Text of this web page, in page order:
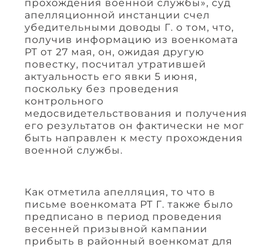
прохождения военной службы», суд
апелляционной инстанции счел
убедительными доводы Г. о том, что,
получив информацию из военкомата
РТ от 27 мая, он, ожидая другую
повестку, посчитал утратившей
актуальность его явки 5 июня,
поскольку без проведения
контрольного
медосвидетельствования и получения
его результатов он фактически не мог
быть направлен к месту прохождения
военной службы.
Как отметила апелляция, то что в
письме военкомата РТ Г. также было
предписано в период проведения
весенней призывной кампании
прибыть в районный военкомат для